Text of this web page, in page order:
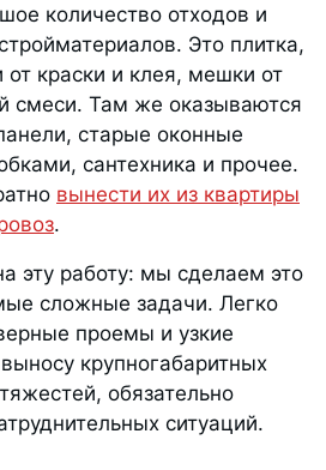
количество отходов и
Это плитка,
от краски и клея, мешки от
смеси. Там же оказываются
старые оконные
сантехника и прочее.
вынести их из квартиры
.
эту работу: мы сделаем это
сложные задачи. Легко
проемы и узкие
крупногабаритных
обязательно
ситуаций.